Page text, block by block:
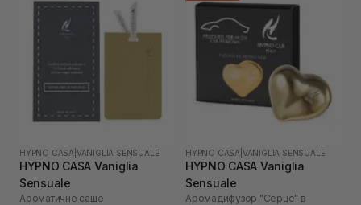
HYPNO CASA VANIGLIA SENSUALE
HYPNO CASA Vaniglia
Sensuale
Ароматичне саше
HYPNO CASA VANIGLIA SENSUALE
HYPNO CASA Vaniglia
Sensuale
Аромадифузор "Серце" в